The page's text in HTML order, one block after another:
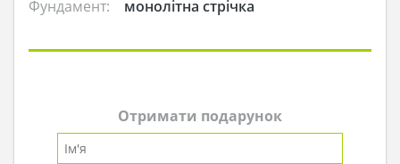
Фундамент:
монолітна стрічка
Отримати подарунок